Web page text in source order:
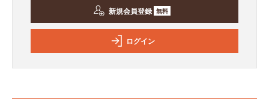
新規会員登録 無料
ログイン